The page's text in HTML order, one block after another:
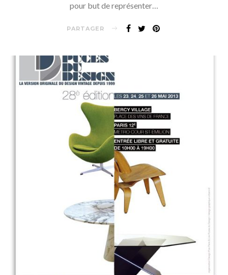
pour but de représenter…
PARTAGER